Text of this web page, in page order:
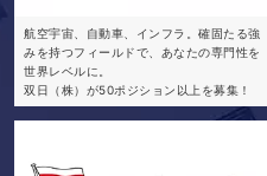
航空宇宙、自動車、インフラ。確固たる強
みを持つフィールドで、あなたの専門性を
世界レベルに。
双日（株）が50ポジション以上を募集！